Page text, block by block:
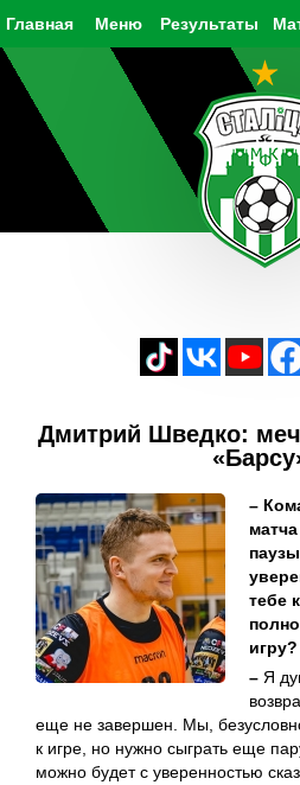
Главная Результаты
Меню
Дмитрий Шведко:
–
тебе
игру?
– Я
еще не завершен. Мы,
к игре, но нужно сыграть еще
можно будет с уверенностью